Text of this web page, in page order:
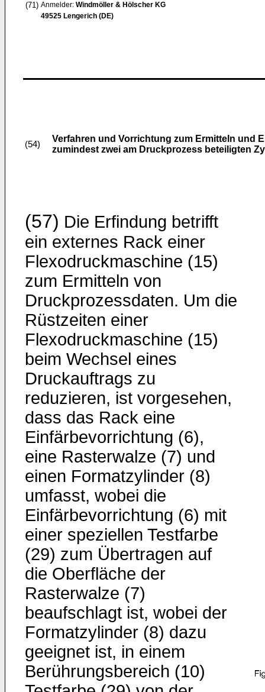
(71) Anmelder: Windmöller & Hölscher KG
49525 Lengerich (DE)
(54)
Verfahren und Vorrichtung zum Ermitteln und
zumindest zwei am Druckprozess beteiligten
(57) Die Erfindung betrifft
ein externes Rack einer
Flexodruckmaschine (15)
zum Ermitteln von
Druckprozessdaten. Um die
Rüstzeiten einer
Flexodruckmaschine (15)
beim Wechsel eines
Druckauftrags zu
reduzieren, ist vorgesehen,
dass das Rack eine
Einfärbevorrichtung (6),
eine Rasterwalze (7) und
einen Formatzylinder (8)
umfasst, wobei die
Einfärbevorrichtung (6) mit
einer speziellen Testfarbe
(29) zum Übertragen auf
die Oberfläche der
Rasterwalze (7)
beaufschlagt ist, wobei der
Formatzylinder (8) dazu
geeignet ist, in einem
Berührungsbereich (10)